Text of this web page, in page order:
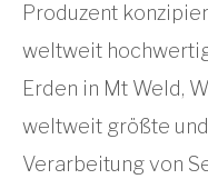
Produzent
weltweit
Erden in Mt Weld,
weltweit größte
Verarbeitung von